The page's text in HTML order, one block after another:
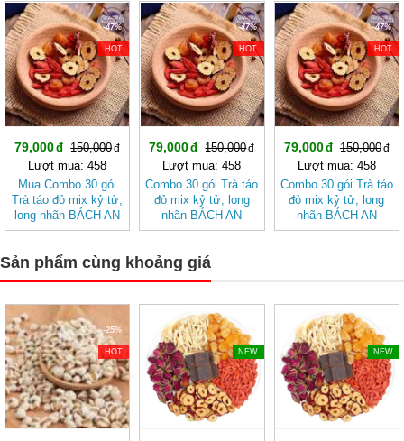
-47%
HOT
79,000
150,000
Lượt mua: 458
Mua Combo 30 gói
Trà táo đỏ mix kỷ tử,
long nhãn BÁCH AN
KHANG - Trà Thảo
-47%
HOT
79,000
150,000
Lượt mua: 458
Combo 30 gói Trà táo
đỏ mix kỷ tử, long
nhãn BÁCH AN
KHANG
-47%
HOT
79,000
150,000
Lượt mua: 458
Combo 30 gói Trà táo
đỏ mix kỷ tử, long
nhãn BÁCH AN
KHANG - Trà Thảo
Sản phẩm cùng khoảng giá
-25%
HOT
-20%
NEW
-20%
NEW